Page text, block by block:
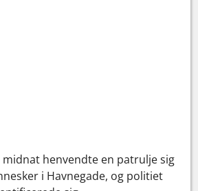
henvendte en patrulje sig
i Havnegade, og politiet